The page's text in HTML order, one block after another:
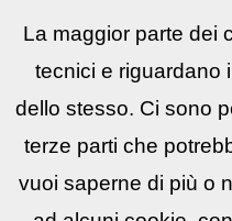
ReflexLIST▼
La maggior parte dei
tecnici e riguardano
dello stesso. Ci sono
terze parti che
vuoi saperne di più o